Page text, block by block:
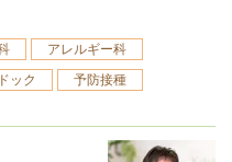
アレルギー科
ック 予防接種